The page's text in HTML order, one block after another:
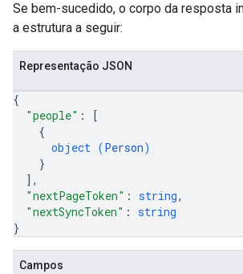
Se bem-sucedido, o corpo da resposta
a estrutura a seguir:
Representação JSON
{
"people" :
[
{
object (Person)
}
] ,
"nextPageToken" : string,
"nextSyncToken" : string
}
Campos